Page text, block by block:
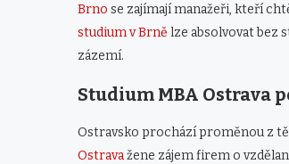
Brno se zajímají manažeři, kteří
studium v Brně lze absolvovat bez
zázemí.
Studium MBA Ostrava
Ostravsko prochází proměnou z
Ostravažene zájem firem o